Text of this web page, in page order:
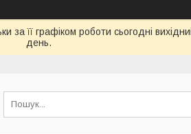
за її графіком роботи сьогодні
день.